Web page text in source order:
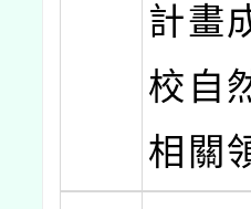
計畫
校自
相關